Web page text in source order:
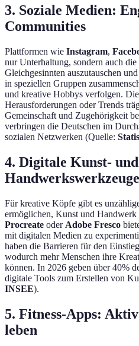
3. Soziale Medien:
Communities
Plattformen wie Instagram,
nur Unterhaltung, sondern auch
Gleichgesinnten auszutauschen
in speziellen Gruppen
und kreative Hobbys verfolgen.
Herausforderungen oder Trends
Gemeinschaft und Zugehörigkeit
verbringen die Deutschen im
sozialen Netzwerken (Quelle:
4. Digitale Kunst- und
Handwerkswerkzeuge
Für kreative Köpfe gibt es
ermöglichen, Kunst und
Procreate oder Adobe Fresco
mit digitalen Medien zu
haben die Barrieren für den
wodurch mehr Menschen ihre
können. In 2026 geben über 40%
digitale Tools zum Erstellen von
INSEE).
5. Fitness-Apps:
leben